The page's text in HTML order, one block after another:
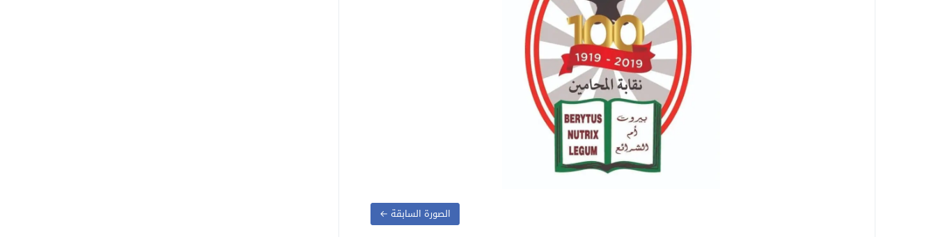
الصورة السابقة ←